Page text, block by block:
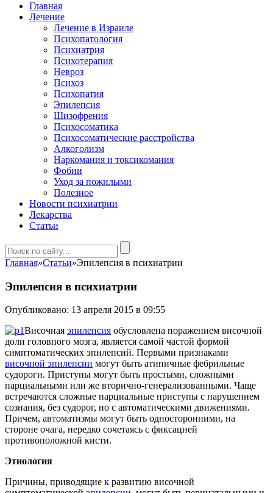
Главная
Лечение
Лечение в Израиле
Психопатология
Психиатрия
Психотерапия
Невроз
Психоз
Психопатия
Эпилепсия
Шизофрения
Психосоматика
Психосоматические расстройства
Алкоголизм
Наркомания и токсикомания
Фобии
Уход за пожилыми
Полезное
Новости психиатрии
Лекарства
Статьи
Главная»Статьи»Эпилепсия в психиатрии
Эпилепсия в психиатрии
Опубликовано: 13 апреля 2015 в 09:55
Височная эпилепсия обусловлена поражением височной
доли головного мозга, является самой частой формой
симптоматических эпилепсий. Первыми признаками
височной эпилепсии могут быть атипичные фебрильные
судороги. Приступы могут быть простыми, сложными
парциальными или же вторично-генерализованными. Чаще
встречаются сложные парциальные приступы с нарушением
сознания, без судорог, но с автоматическими движениями.
Причем, автоматизмы могут быть односторонними, на
стороне очага, нередко сочетаясь с фиксацией
противоположной кисти.
Этиология
Причины, приводящие к развитию височной